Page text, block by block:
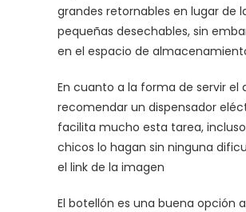
grandes retornables en lugar de
pequeñas desechables, sin
en el espacio de
En cuanto a la forma de servir el
recomendar un dispensador
facilita mucho esta tarea,
chicos lo hagan sin ninguna
el link de la imagen
El botellón es una buena opción